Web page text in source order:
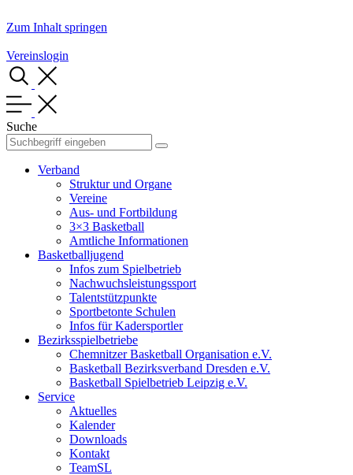
Zum Inhalt springen
Vereinslogin
Suche
Verband
Struktur und Organe
Vereine
Aus- und Fortbildung
3×3 Basketball
Amtliche Informationen
Basketballjugend
Infos zum Spielbetrieb
Nachwuchsleistungssport
Talentstützpunkte
Sportbetonte Schulen
Infos für Kadersportler
Bezirksspielbetriebe
Chemnitzer Basketball Organisation e.V.
Basketball Bezirksverband Dresden e.V.
Basketball Spielbetrieb Leipzig e.V.
Service
Aktuelles
Kalender
Downloads
Kontakt
TeamSL